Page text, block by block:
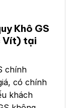
Khô GS
Vít) tại
chính
có chính
khách